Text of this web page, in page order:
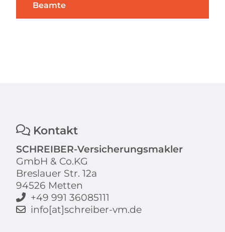
Beamte
Kontakt
SCHREIBER-Versicherungsmakler
GmbH & Co.KG
Breslauer Str. 12a
94526 Metten
+49 991 36085111
info[at]schreiber-vm.de